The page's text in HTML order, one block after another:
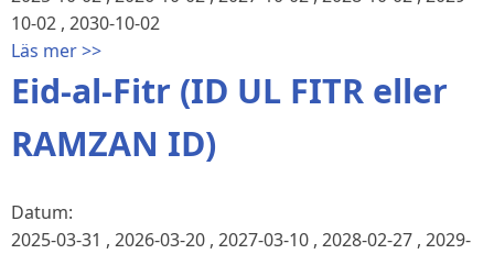
10-02 , 2030-10-02
Läs mer >>
Eid-al-Fitr (ID UL FITR eller
RAMZAN ID)
Datum:
2025-03-31 , 2026-03-20 , 2027-03-10 , 2028-02-27 , 2029-